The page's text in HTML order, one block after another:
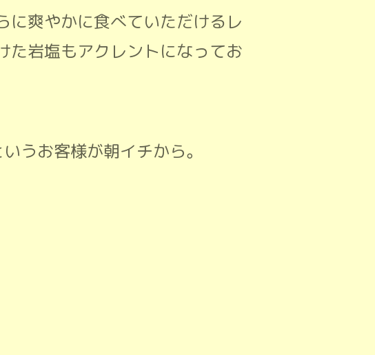
に爽やかに食べていただけるレ
た岩塩もアクレントになってお
うお客様が朝イチから。